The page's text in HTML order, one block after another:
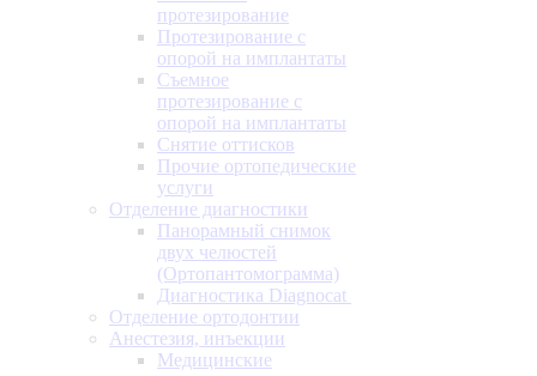
протезирование
Протезирование с
опорой на имплантаты
Съемное
протезирование с
опорой на имплантаты
Снятие оттисков
Прочие ортопедические
услуги
Отделение диагностики
Панорамный снимок
двух челюстей
(Ортопантомограмма)
Диагностика Diagnocat
Отделение ортодонтии
Анестезия, инъекции
Медицинские